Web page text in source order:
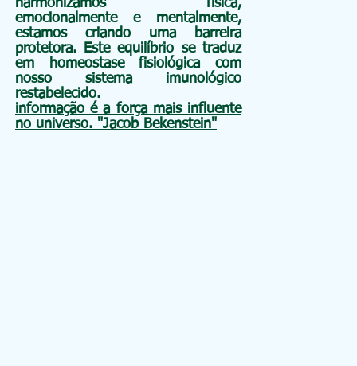
harmonizamos física,
emocionalmente e mentalmente,
estamos criando uma barreira
protetora. Este equilíbrio se traduz
em homeostase fisiológica com
nosso sistema imunológico
restabelecido.
informação é a força mais influente
no universo. "Jacob Bekenstein"